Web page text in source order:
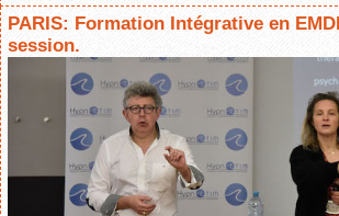
PARIS: Formation Intégrative en
session.